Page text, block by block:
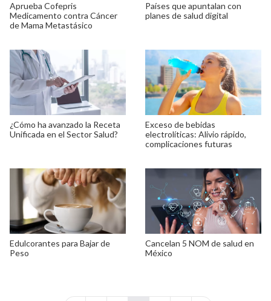
Aprueba Cofepris
Medicamento contra Cáncer
de Mama Metastásico
Países que apuntalan con
planes de salud digital
¿Cómo ha avanzado la Receta
Unificada en el Sector Salud?
Exceso de bebidas
electrolíticas: Alivio rápido,
complicaciones futuras
Edulcorantes para Bajar de
Peso
Cancelan 5 NOM de salud en
México